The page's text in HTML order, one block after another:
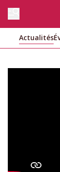
Actualités